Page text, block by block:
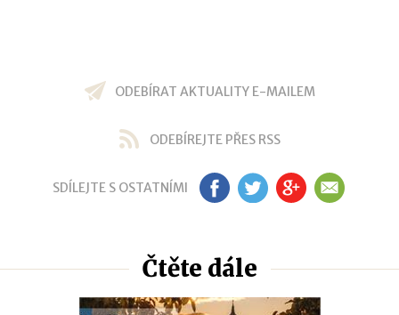
ODEBÍRAT AKTUALITY E-MAILEM
ODEBÍREJTE PŘES RSS
SDÍLEJTE S OSTATNÍMI FB TW GP EM
Čtěte dále